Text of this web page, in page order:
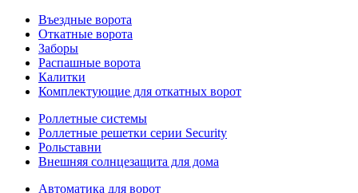
Въездные ворота
Откатные ворота
Заборы
Распашные ворота
Калитки
Комплектующие для откатных ворот
Роллетные системы
Роллетные решетки серии Security
Рольставни
Внешняя солнцезащита для дома
Автоматика для ворот